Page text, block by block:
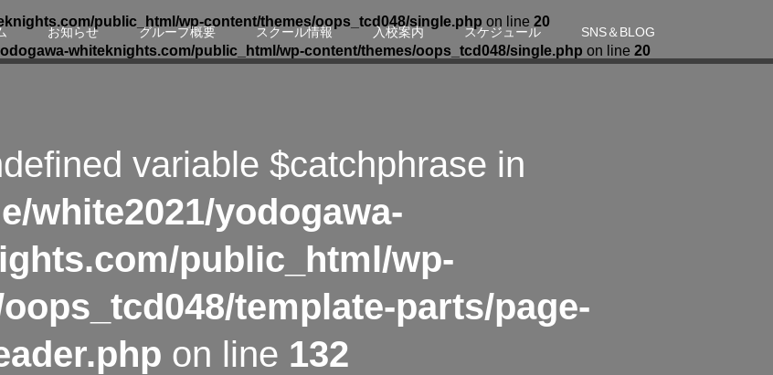
お知らせ グループ概要 スクール情報 入校案内 スケジュール SNS＆BLOG
public_html/wp-content/themes/oops_tcd048/single.php on line 20
whiteknights.com/public_html/wp-content/themes/oops_tcd048/single.php on line 20
variable $catchphrase in
white2021/yodogawa-
public_html/wp-
template-parts/page-
on line 132